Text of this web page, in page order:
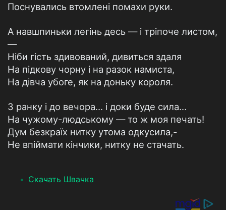
Поснувались втомлені помахи руки.
А навшпиньки легінь десь — і тріпоче листом,
—
Ніби гість здивований, дивиться здаля
На підкову чорну і на разок намиста,
На дівча убоге, як на доньку короля.
З ранку і до вечора... і доки буде сила...
На чужому-людському — то ж моя печать!
Дум безкраїх нитку утома одкусила,-
Не впіймати кінчики, нитку не стачать.
Скачать Швачка